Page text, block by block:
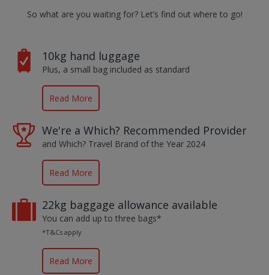
So what are you waiting for? Let’s find out where to go!
10kg hand luggage
Plus, a small bag included as standard
Read More
We're a Which? Recommended Provider
and Which? Travel Brand of the Year 2024
Read More
22kg baggage allowance available
You can add up to three bags*
*T&Cs apply
Read More